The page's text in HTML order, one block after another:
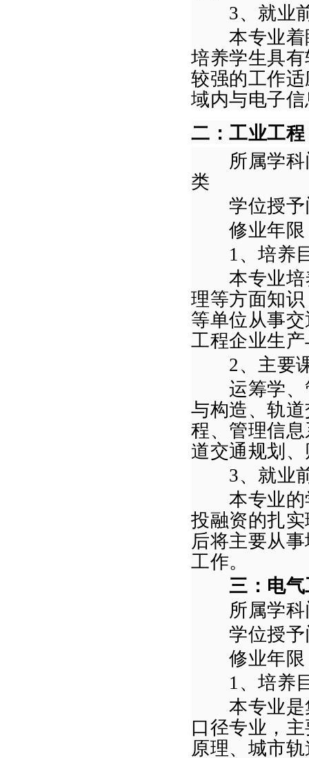
3、就业
本专业着眼
培养学生具
较强的工作
域内与电子
二：工业工
所属学科
类
学位授予
修业年限
1 、培养
本专业培养
理等方面知
等单位从事
工程企业生
2 、主要
运筹学、管
与构造、轨
程、 管理信
道交通规划
3、就业
本专业的学
投融资的扎
后将主要从
工作。
三： 电
所属学科
学位授予
修业年限
1 、培养
本专业是集
口径专业，
原理、城市